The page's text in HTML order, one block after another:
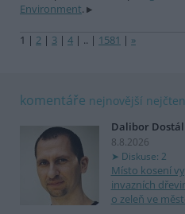
Environment.
1 | 2 | 3 | 4 | .. | 1581 | »
komentáře nejnovější
Dalibor Dostál
8.8.2026
Diskuse: 2
Místo kosení
invazních
o zeleň ve